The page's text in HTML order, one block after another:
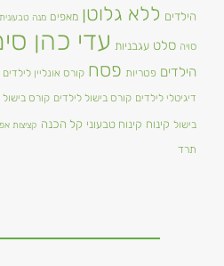
הילדים ללא גלוטן מאפים מנה
סויה סלט עגבניות עדי כהן
הילדים פטריות פסח קורס אונליין לילדים
דיגיטלי לילדים קורס בישול לילדים קורס בישול
בישול קינוח קינוח טבעוני קל הכנה קציצות
תרד